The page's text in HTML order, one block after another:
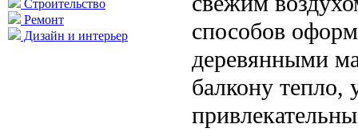
Строительство
Ремонт
Дизайн и интерьер
способов
деревянными
балкону